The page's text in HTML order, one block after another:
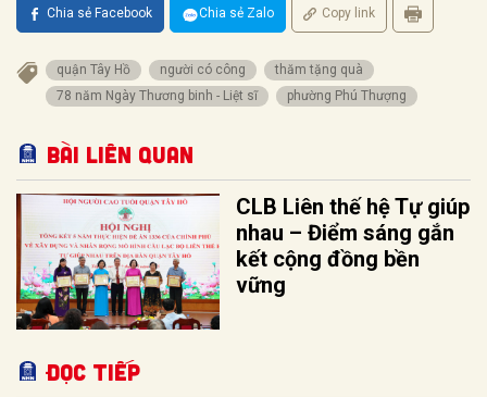
Chia sẻ Facebook Chia sẻ Zalo Copy link
quận Tây Hồ người có công
thăm tặng quà
78 năm Ngày Thương binh - Liệt sĩ
phường Phú Thượng
Bài liên quan
CLB Liên thế hệ Tự giúp
nhau – Điểm sáng gắn
kết cộng đồng bền
vững
Đọc tiếp